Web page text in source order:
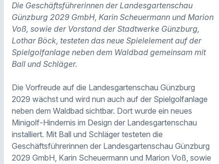
Die Geschäftsführerinnen der Landesgartenschau
Günzburg 2029 GmbH, Karin Scheuermann und Marion
Voß, sowie der Vorstand der Stadtwerke Günzburg,
Lothar Böck, testeten das neue Spielelement auf der
Spielgolfanlage neben dem Waldbad gemeinsam mit
Ball und Schläger.
Die Vorfreude auf die Landesgartenschau Günzburg
2029 wächst und wird nun auch auf der Spielgolfanlage
neben dem Waldbad sichtbar. Dort wurde ein neues
Minigolf-Hindernis im Design der Landesgartenschau
installiert. Mit Ball und Schläger testeten die
Geschäftsführerinnen der Landesgartenschau Günzburg
2029 GmbH, Karin Scheuermann und Marion Voß, sowie